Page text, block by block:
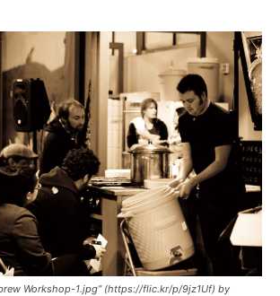
Workshop-1.jpg” (https://flic.kr/p/9jz1Uf) by